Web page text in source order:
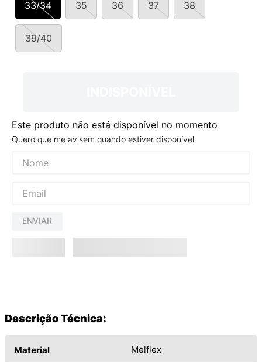
33/34 35 36 37 38
39/40
Este produto não está disponível no momento
Quero que me avisem quando estiver disponível
ENVIAR
Descrição Técnica:
Material Melflex
º
NEW 530
10º VANS TÊNIS VANS ULTRARANGE